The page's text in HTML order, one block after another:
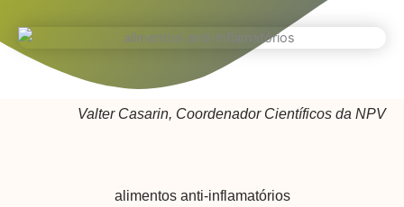
Valter Casarin, Coordenador Científicos da NPV
alimentos anti-inflamatórios